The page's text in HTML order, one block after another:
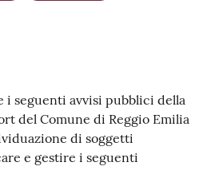
i seguenti avvisi pubblici della
del Comune di Reggio Emilia
di soggetti
e gestire i seguenti